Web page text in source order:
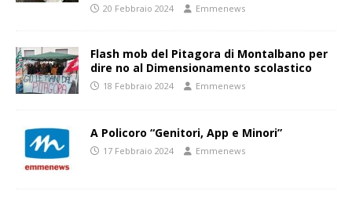
20 Febbraio 2024 Emmenews
Flash mob del Pitagora di Montalbano per
dire no al Dimensionamento scolastico
18 Febbraio 2024 Emmenews
A Policoro “Genitori, App e Minori”
17 Febbraio 2024 Emmenews